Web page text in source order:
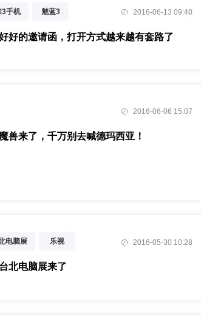
3手机 魅蓝3
巴巴 ARM
2016-06-13 09:40
好的邀请函，打开方式越来越有套路了
2016-06-06 15:07
兽来了，千万别去喊德玛西亚！
电脑展 乐视
魔镜 京东叮咚
2016-05-30 10:28
北电脑展来了